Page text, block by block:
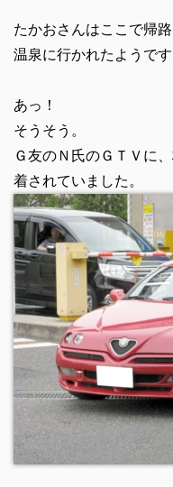
たかおさんはここで帰
温泉に行かれたようです
あっ！
そうそう。
Ｇ友のＮ氏のＧＴＶに
着されていました。